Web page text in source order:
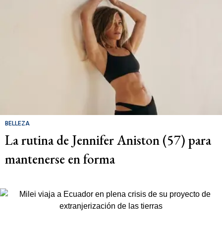
BELLEZA
La rutina de Jennifer Aniston (57) para
mantenerse en forma